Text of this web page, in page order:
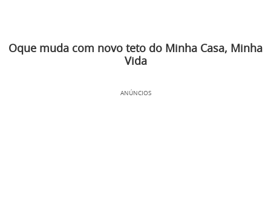
Oque muda com novo teto do Minha Casa, Minha
Vida
ANÚNCIOS